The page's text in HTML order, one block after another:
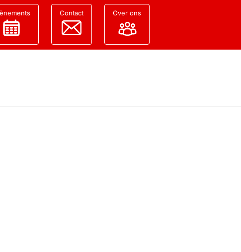
Contact Over ons